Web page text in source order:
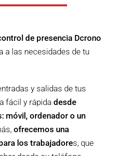
de presencia Dcrono
a las necesidades de tu
y salidas de tus
fácil y rápida desde
móvil, ordenador o un
ofrecemos una
los trabajadores, que